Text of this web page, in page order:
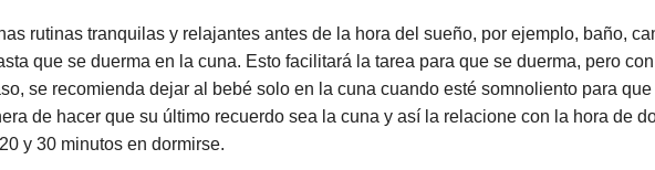
rutinas tranquilas y relajantes antes de la hora del sueño, por ejemplo, baño,
que se duerma en la cuna. Esto facilitará la tarea para que se duerma, pero
se recomienda dejar al bebé solo en la cuna cuando esté somnoliento para que
de hacer que su último recuerdo sea la cuna y así la relacione con la hora de
y 30 minutos en dormirse.